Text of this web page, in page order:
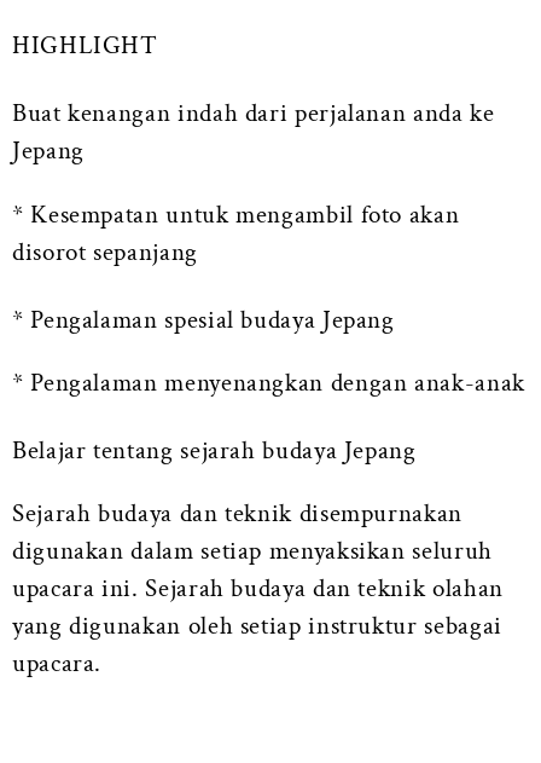
HIGHLIGHT
Buat kenangan indah dari perjalanan anda ke
Jepang
* Kesempatan untuk mengambil foto akan
disorot sepanjang
* Pengalaman spesial budaya Jepang
* Pengalaman menyenangkan dengan anak-anak
Belajar tentang sejarah budaya Jepang
Sejarah budaya dan teknik disempurnakan
digunakan dalam setiap menyaksikan seluruh
upacara ini. Sejarah budaya dan teknik olahan
yang digunakan oleh setiap instruktur sebagai
upacara.